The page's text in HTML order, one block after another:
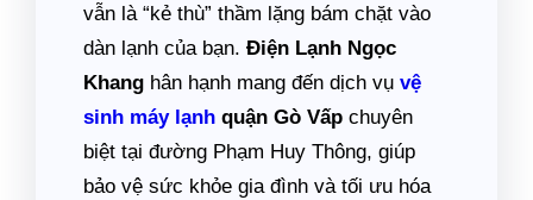
vẫn là “kẻ thù” thầm lặng bám chặt vào
dàn lạnh của bạn. Điện Lạnh Ngọc
Khang hân hạnh mang đến dịch vụ vệ
sinh máy lạnh quận Gò Vấp chuyên
biệt tại đường Phạm Huy Thông, giúp
bảo vệ sức khỏe gia đình và tối ưu hóa